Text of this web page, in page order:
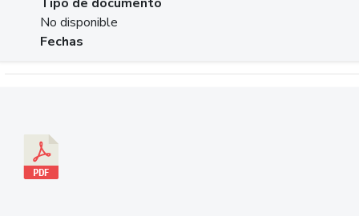
No disponible
Fechas